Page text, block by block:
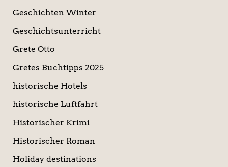
Geschichten Winter
Geschichtsunterricht
Grete Otto
Gretes Buchtipps 2025
historische Hotels
historische Luftfahrt
Historischer Krimi
Historischer Roman
Holiday destinations